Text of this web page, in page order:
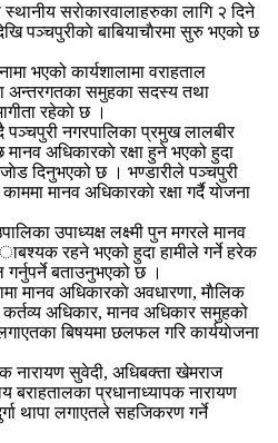
सराेकारवालाहरुका लागि २ दिने
पञ्चपुरीकाे बाबियाचाैरमा सुरु भएको छ
भएको कार्यशालामा वराहताल
अन्तरगतका समुहका सदस्य तथा
रहेकाे छ ।
पञ्चपुरी नगरपालिका प्रमुख लालबीर
मानव अधिकारकाे रक्षा हुने भएको हुदा
जाेड दिनुभएको छ । भण्डारीले पञ्चपुरी
मानव अधिकारकाे रक्षा गर्दै याेजना
उपाध्यक्ष लक्ष्मी पुन मगरले मानव
रहने भएको हुदा हामीले गर्ने हरेक
बताउनुभएको छ ।
मानव अधिकारकाे अवधारणा, माैलिक
अधिकार, मानव अधिकार समुहको
बिषयमा छलफल गरि कार्ययाेजना
नारायण सुवेदी, अधिबक्ता खेमराज
बराहतालका प्रधानाध्यापक नारायण
थापा लगाएतले सहजिकरण गर्ने